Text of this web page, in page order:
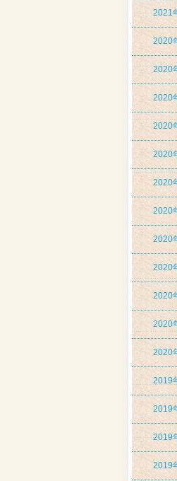
2021
2020
2020
2020
2020
2020
2020
2020
2020
2020
2020
2020
2020
2019
2019
2019
2019